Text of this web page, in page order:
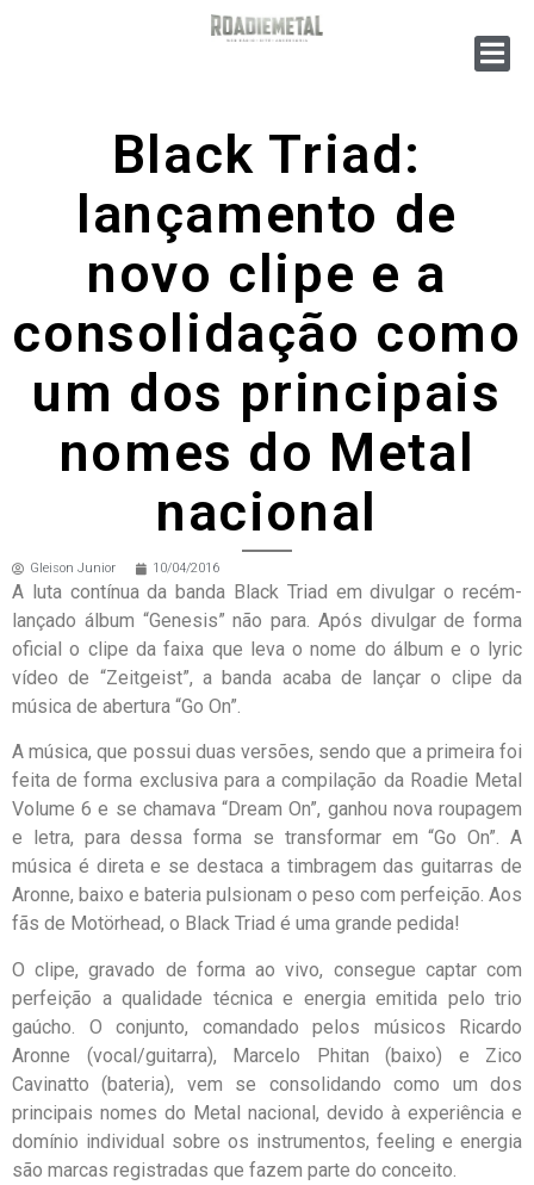
Black Triad:
lançamento de
novo clipe e a
consolidação como
um dos principais
nomes do Metal
nacional
Gleison Junior 10/04/2016
A luta contínua da banda Black Triad em divulgar o recém-
lançado álbum “Genesis” não para. Após divulgar de forma
oficial o clipe da faixa que leva o nome do álbum e o lyric
vídeo de “Zeitgeist”, a banda acaba de lançar o clipe da
música de abertura “Go On”.
A música, que possui duas versões, sendo que a primeira foi
feita de forma exclusiva para a compilação da Roadie Metal
Volume 6 e se chamava “Dream On”, ganhou nova roupagem
e letra, para dessa forma se transformar em “Go On”. A
música é direta e se destaca a timbragem das guitarras de
Aronne, baixo e bateria pulsionam o peso com perfeição. Aos
fãs de Motörhead, o Black Triad é uma grande pedida!
O clipe, gravado de forma ao vivo, consegue captar com
perfeição a qualidade técnica e energia emitida pelo trio
gaúcho. O conjunto, comandado pelos músicos Ricardo
Aronne (vocal/guitarra), Marcelo Phitan (baixo) e Zico
Cavinatto (bateria), vem se consolidando como um dos
principais nomes do Metal nacional, devido à experiência e
domínio individual sobre os instrumentos, feeling e energia
são marcas registradas que fazem parte do conceito.